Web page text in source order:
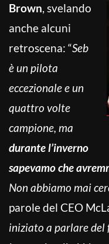
Brown, svelando
anche alcuni
retroscena: “Seb
è un pilota
eccezionale e un
quattro volte
campione, ma
durante l’inverno
sapevamo che
Non abbiamo mai
parole del CEO
iniziato a parlare del